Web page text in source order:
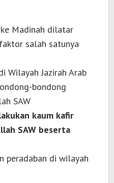
Madinah dilatar
salah satunya
Wilayah Jazirah Arab
bondong
SAW
kaum kafir
SAW beserta
peradaban di wilayah